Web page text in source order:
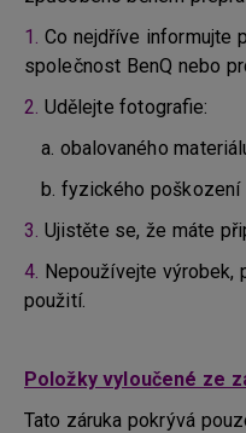
1. Co nejdříve informujte
společnost BenQ nebo
2. Udělejte fotografie:
a. obalovaného
b. fyzického poškození
3. Ujistěte se, že máte
4. Nepoužívejte výrobek,
použití.
Položky vyloučené ze
Tato záruka pokrývá